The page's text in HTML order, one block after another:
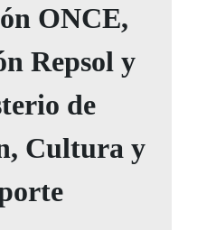
ONCE,
Repsol y
de
Cultura y